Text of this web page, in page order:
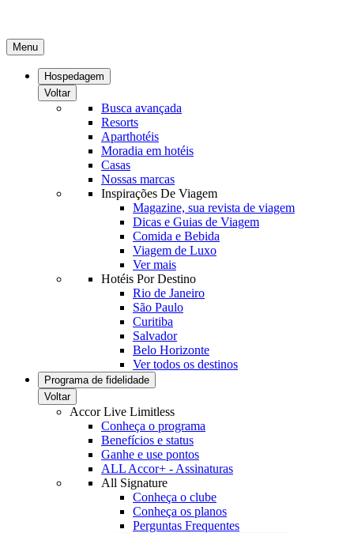
Menu
Hospedagem
Voltar
Busca avançada
Resorts
Aparthotéis
Moradia em hotéis
Casas
Nossas marcas
Inspirações De Viagem
Magazine, sua revista de viagem
Dicas e Guias de Viagem
Comida e Bebida
Viagem de Luxo
Ver mais
Hotéis Por Destino
Rio de Janeiro
São Paulo
Curitiba
Salvador
Belo Horizonte
Ver todos os destinos
Programa de fidelidade
Voltar
Accor Live Limitless
Conheça o programa
Benefícios e status
Ganhe e use pontos
ALL Accor+ - Assinaturas
All Signature
Conheça o clube
Conheça os planos
Perguntas Frequentes